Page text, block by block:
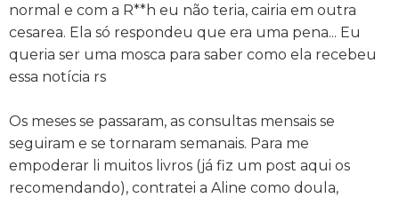
normal e com a R**h eu não teria, cairia em outra
cesarea. Ela só respondeu que era uma pena... Eu
queria ser uma mosca para saber como ela recebeu
essa notícia rs
Os meses se passaram, as consultas mensais se
seguiram e se tornaram semanais. Para me
empoderar li muitos livros (já fiz um post aqui os
recomendando), contratei a Aline como doula,